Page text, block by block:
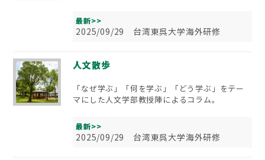
最新>>
2025/09/29 台湾東呉大学海外研修
人文散歩
「なぜ学ぶ」「何を学ぶ」「どう学ぶ」をテー
マにした人文学部教授陣によるコラム。
最新>>
2025/09/29 台湾東呉大学海外研修